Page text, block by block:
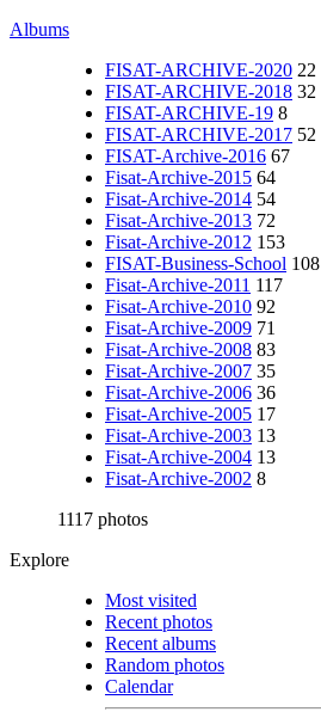
Albums
FISAT-ARCHIVE-2020 22
FISAT-ARCHIVE-2018 32
FISAT-ARCHIVE-19 8
FISAT-ARCHIVE-2017 52
FISAT-Archive-2016 67
Fisat-Archive-2015 64
Fisat-Archive-2014 54
Fisat-Archive-2013 72
Fisat-Archive-2012 153
FISAT-Business-School 108
Fisat-Archive-2011 117
Fisat-Archive-2010 92
Fisat-Archive-2009 71
Fisat-Archive-2008 83
Fisat-Archive-2007 35
Fisat-Archive-2006 36
Fisat-Archive-2005 17
Fisat-Archive-2003 13
Fisat-Archive-2004 13
Fisat-Archive-2002 8
1117 photos
Explore
Most visited
Recent photos
Recent albums
Random photos
Calendar